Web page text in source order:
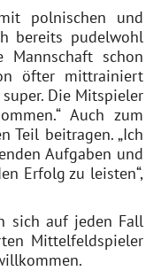
polnischen und
bereits pudelwohl
Mannschaft schon
öfter mittrainiert
Die Mitspieler
Auch zum
Teil beitragen. „Ich
Aufgaben und
Erfolg zu leisten“,
sich auf jeden Fall
Mittelfeldspieler